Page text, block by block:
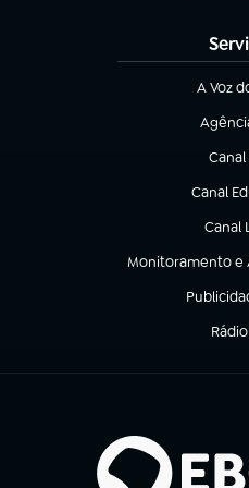
A Voz
(abre
(abre
Canal
(abre
Canal
(abre em
Canal
(abre
Monitoramento e
(abre em nova
(abre em
(abre